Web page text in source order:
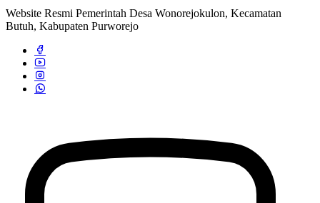
Website Resmi Pemerintah Desa Wonorejokulon, Kecamatan
Butuh, Kabupaten Purworejo